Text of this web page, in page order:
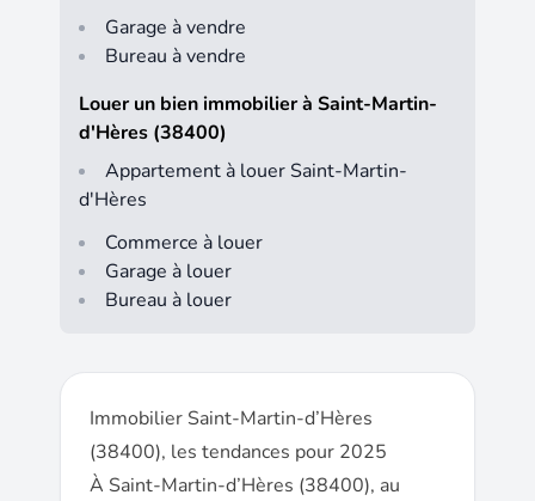
Garage à vendre
Bureau à vendre
Louer un bien immobilier à Saint-Martin-
d'Hères (38400)
Appartement à louer Saint-Martin-
d'Hères
Commerce à louer
Garage à louer
Bureau à louer
Immobilier Saint-Martin-d’Hères
(38400), les tendances pour 2025
À Saint-Martin-d’Hères (38400), au